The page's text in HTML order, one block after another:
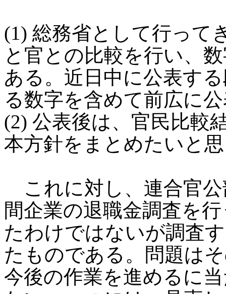
(1) 総務省として行って
と官との比較を行い、
ある。近日中に公表す
る数字を含めて前広に
(2) 公表後は、官民比較
本方針をまとめたいと
これに対し、連合官
間企業の退職金調査を
たわけではないが調査
たものである。問題は
今後の作業を進めるに